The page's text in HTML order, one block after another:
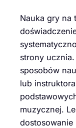
Nauka gry na
strony
sposobów
lub
muzycznej.